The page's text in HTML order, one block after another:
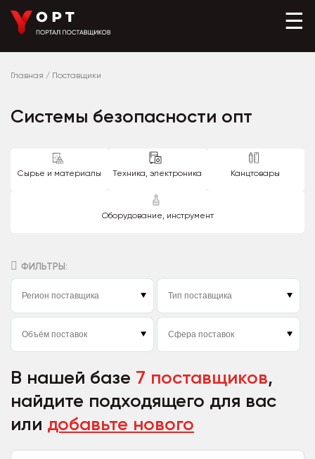
☰
Главная / Поставщики
Системы безопасности опт
Сырье и материалы Техника, электроника Канцтовары
Оборудование, инструмент
ФИЛЬТРЫ:
В нашей базе 7 поставщиков,
найдите подходящего для вас
или добавьте нового